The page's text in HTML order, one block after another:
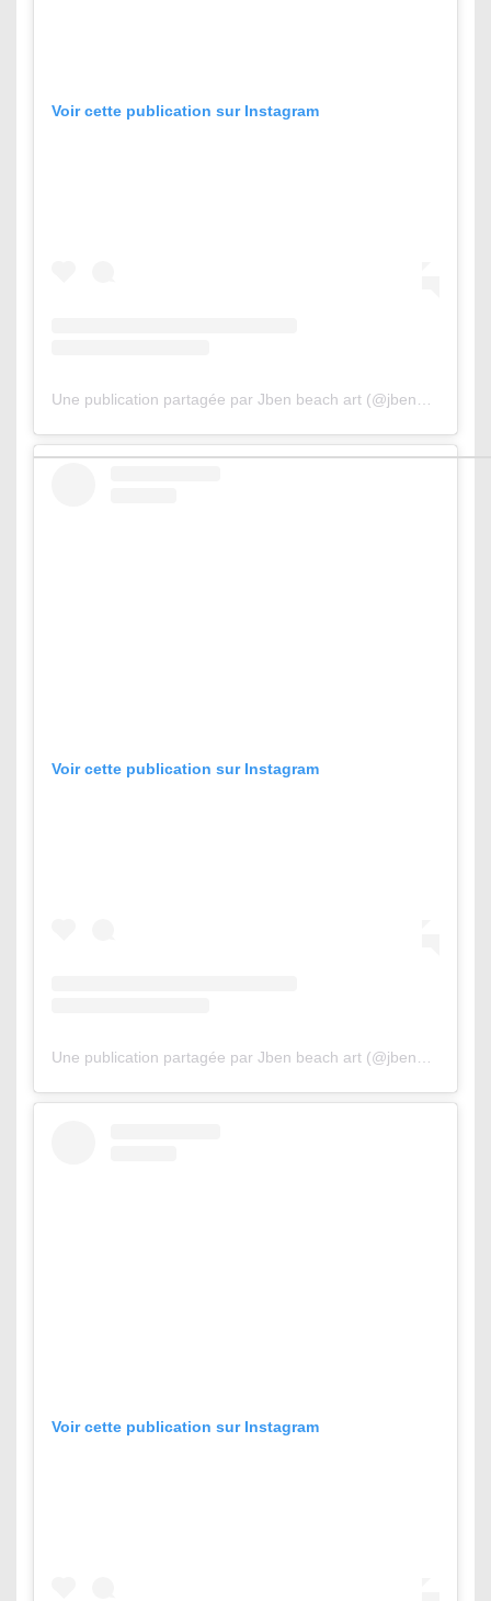
Voir cette publication sur Instagram
Une publication partagée par Jben beach art (@jbenart)
Voir cette publication sur Instagram
Une publication partagée par Jben beach art (@jbenart)
Voir cette publication sur Instagram